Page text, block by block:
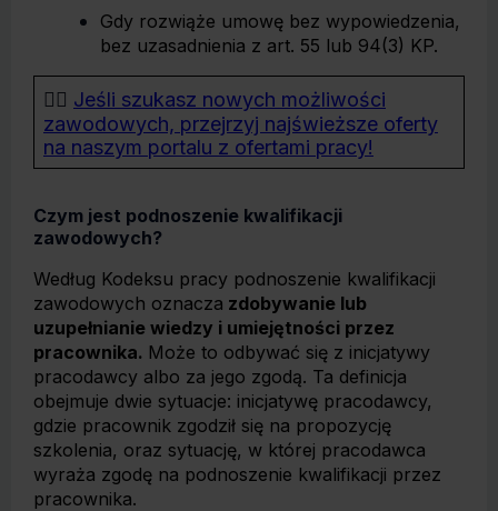
Gdy rozwiąże umowę bez wypowiedzenia,
bez uzasadnienia z art. 55 lub 94(3) KP.
👉🏻 Jeśli szukasz nowych możliwości
zawodowych, przejrzyj najświeższe oferty
na naszym portalu z ofertami pracy!
Czym jest podnoszenie kwalifikacji
zawodowych?
Według Kodeksu pracy podnoszenie kwalifikacji
zawodowych oznacza zdobywanie lub
uzupełnianie wiedzy i umiejętności przez
pracownika. Może to odbywać się z inicjatywy
pracodawcy albo za jego zgodą. Ta definicja
obejmuje dwie sytuacje: inicjatywę pracodawcy,
gdzie pracownik zgodził się na propozycję
szkolenia, oraz sytuację, w której pracodawca
wyraża zgodę na podnoszenie kwalifikacji przez
pracownika.